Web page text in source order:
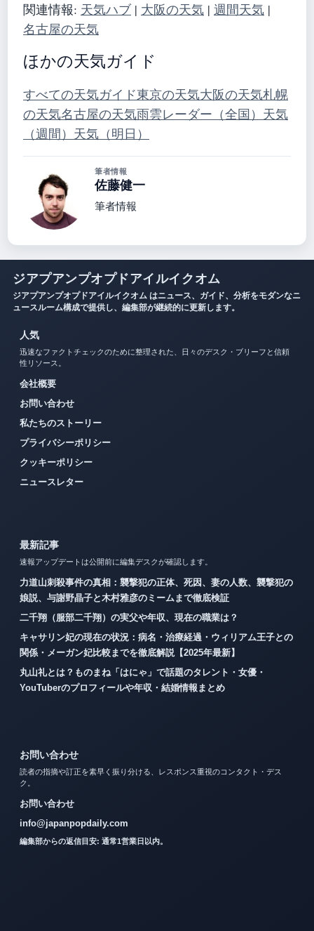
関連情報: 天気ハブ| 大阪の天気 | 週間天気 |
名古屋の天気
ほかの天気ガイド
すべての天気ガイド東京の天気大阪の天気札幌
の天気名古屋の天気雨雲レーダー（全国） 天気
（週間） 天気（明日）
筆者情報
佐藤健一
筆者情報
ジアプアンプオプドアイルイクオム
ジアプアンプオプドアイルイクオム はニュース、ガイド、分析をモダンなニ
ュースルーム構成で提供し、編集部が継続的に更新します。
人気
迅速なファクトチェックのために整理された、日々のデスク・ブリーフと信頼
性リソース。
会社概要
お問い合わせ
私たちのストーリー
プライバシーポリシー
クッキーポリシー
ニュースレター
最新記事
速報アップデートは公開前に編集デスクが確認します。
力道山刺殺事件の真相：襲撃犯の正体、死因、妻の人数、襲撃犯の
娘説、与謝野晶子と木村雅彦のミームまで徹底検証
二千翔（服部二千翔）の実父や年収、現在の職業は？
キャサリン妃の現在の状況：病名・治療経過・ウィリアム王子との
関係・メーガン妃比較までを徹底解説【2025年最新】
丸山礼とは？ものまね「はにゃ」で話題のタレント・女優・
YouTuberのプロフィールや年収・結婚情報まとめ
お問い合わせ
読者の指摘や訂正を素早く振り分ける、レスポンス重視のコンタクト・デス
ク。
お問い合わせ
info@japanpopdaily.com
編集部からの返信目安: 通常1営業日以内。